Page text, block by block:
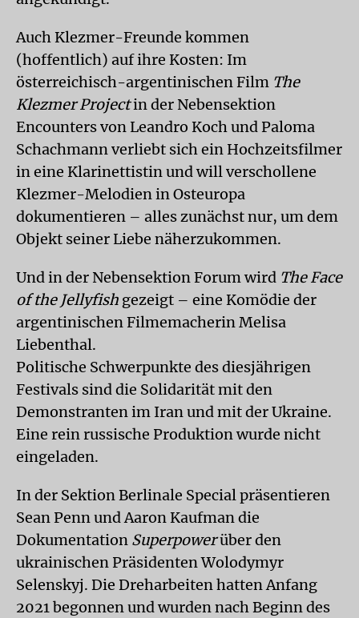
Auch Klezmer-Freunde kommen
(hoffentlich) auf ihre Kosten: Im
österreichisch-argentinischen Film The
Klezmer Projectin der Nebensektion
Encounters von Leandro Koch und Paloma
Schachmann verliebt sich ein Hochzeitsfilmer
in eine Klarinettistin und will verschollene
Klezmer-Melodien in Osteuropa
dokumentieren – alles zunächst nur, um dem
Objekt seiner Liebe näherzukommen.
Und in der Nebensektion Forum wird The Face
of the Jellyfish gezeigt – eine Komödie der
argentinischen Filmemacherin Melisa
Liebenthal.
Politische Schwerpunkte des diesjährigen
Festivals sind die Solidarität mit den
Demonstranten im Iran und mit der Ukrai­ne.
Eine rein russische Produktion wurde nicht
eingeladen.
In der Sektion Berlinale Special präsentieren
Sean Penn und Aaron Kaufman die
Dokumentation Superpowerüber den
ukrainischen Präsidenten Wolodymyr
Selenskyj. Die Dreharbeiten hatten Anfang
2021 begonnen und wurden nach Beginn des